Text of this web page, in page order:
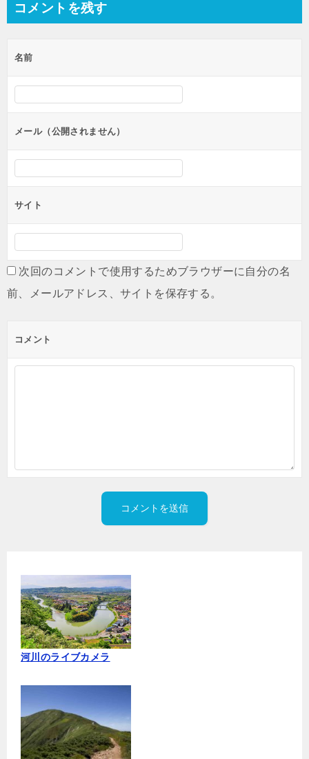
ビ
ー
シ
ン
コメントを残す
名前
メール（公開されません）
サイト
次回のコメントで使用するためブラウザーに自分の名
前、メールアドレス、サイトを保存する。
コメント
河川のライブカメラ